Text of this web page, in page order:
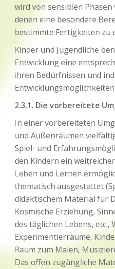
wird von sensiblen
denen eine besondere
bestimmte Fertigkeiten zu
Kinder und Jugendliche
Entwicklung eine
ihren Bedürfnissen und
2.3.1. Die vorbereitete
In einer vorbereiteten
und Außenräumen
Spiel- und
den Kindern ein
Leben und Lernen
thematisch ausgestattet
didaktischem Material für
Kosmische Erziehung,
des täglichen Lebens, etc.,
Experimentierräume,
Raum zum Malen,
Das offen zugängliche